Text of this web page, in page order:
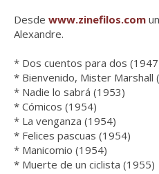
Desde www.zinefilos.com
Alexandre.
* Dos cuentos para dos
* Bienvenido, Mister Marshall
* Nadie lo sabrá (1953)
* Cómicos (1954)
* La venganza (1954)
* Felices pascuas (1954)
* Manicomio (1954)
* Muerte de un ciclista (1955)